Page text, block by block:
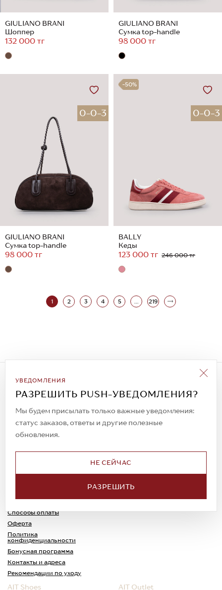
GIULIANO BRANI
Шоппер
132 000 тг
GIULIANO BRANI
Сумка top-handle
98 000 тг
0-0-3
GIULIANO BRANI
Сумка top-handle
98 000 тг
-50%
0-0-3
BALLY
Кеды
123 000 тг 246 000 тг
1 2 3 4 5 ... 219
УВЕДОМЛЕНИЯ
РАЗРЕШИТЬ PUSH-УВЕДОМЛЕНИЯ?
Мы будем присылать только важные уведомления:
статус заказов, ответы и другие полезные
обновления.
НЕ СЕЙЧАС
РАЗРЕШИТЬ
Подписаться на рассылку
Всегда будьте в курсе новых акций и
спецпредложений!
© 2023. AIT Shoes
Все права защищены
Доставка
Способы оплаты
Оферта
Политика
конфиденциальности
Обмен и возврат
Каспи-Ред
Бонусная программа
Контакты и адреса
Рекомендации по уходу
AIT Shoes AIT Outlet